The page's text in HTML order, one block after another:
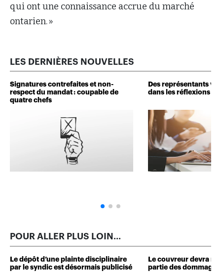
qui ont une connaissance accrue du marché
ontarien. »
LES DERNIÈRES NOUVELLES
Signatures contrefaites et non-
respect du mandat : coupable de
quatre chefs
Des représentants
dans les réflexions de
POUR ALLER PLUS LOIN...
Le dépôt d’une plainte disciplinaire
par le syndic est désormais publicisé
Le couvreur devra
partie des dommages